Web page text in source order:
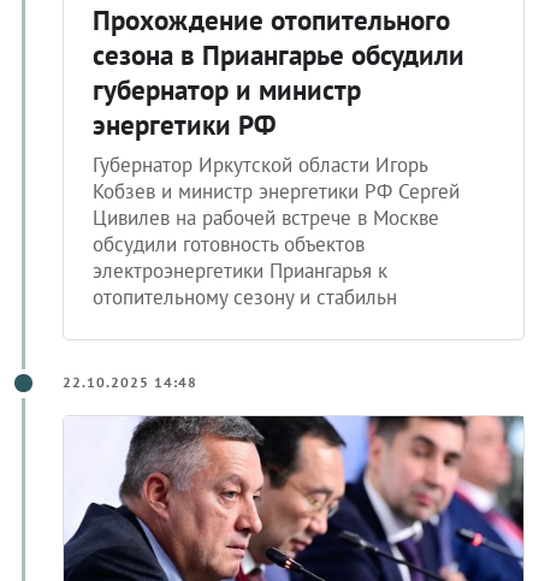
Прохождение отопительного
сезона в Приангарье обсудили
губернатор и министр
энергетики РФ
Губернатор Иркутской области Игорь
Кобзев и министр энергетики РФ Сергей
Цивилев на рабочей встрече в Москве
обсудили готовность объектов
электроэнергетики Приангарья к
отопительному сезону и стабильн
22.10.2025 14:48